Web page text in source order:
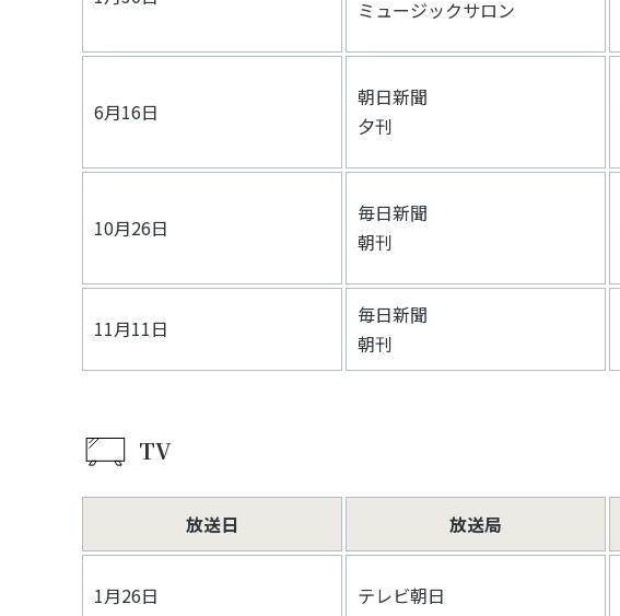
ミュージックサロン
6月16日
朝日新聞
夕刊
10月26日
毎日新聞
朝刊
11月11日
毎日新聞
朝刊
TV
放送日 放送局
1月26日 テレビ朝日